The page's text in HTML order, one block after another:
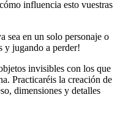
influencia esto vuestras
sea en un solo personaje o
y jugando a perder!
invisibles con los que
Practicaréis la creación de
dimensiones y detalles